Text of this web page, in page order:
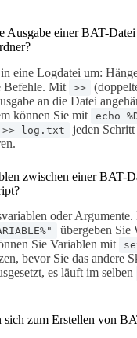
Ausgabe einer BAT-
eine Logdatei um:
Befehle. Mit >>
an die Datei
können Sie mit
echo
>> log.txt
jeden
zwischen einer BAT-
oder
übergeben Sie
Sie Variablen mit
bevor Sie das andere
es läuft im selben
sich zum Erstellen von